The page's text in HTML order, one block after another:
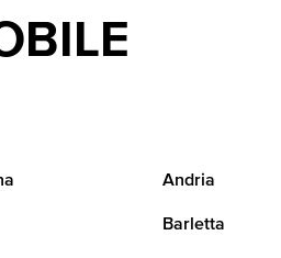
Andria
Barletta